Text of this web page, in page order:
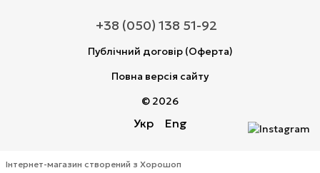
+38 (050) 138 51-92
Публічний договір (Оферта)
Повна версія сайту
© 2026
Укр Eng
Інтернет-магазин створений з Хорошоп